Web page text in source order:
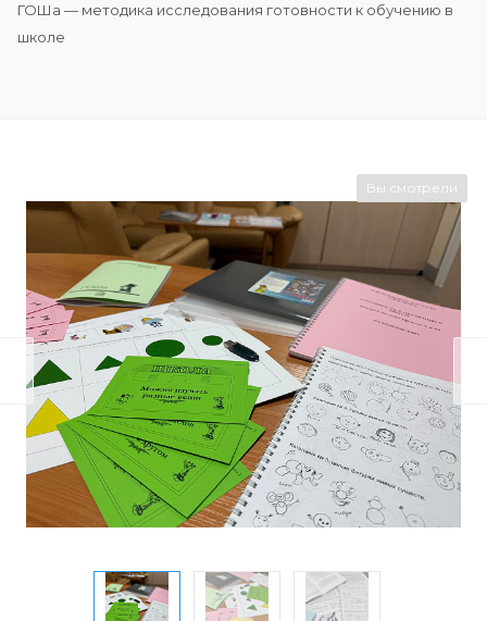
ГОШа — методика исследования готовности к обучению в
школе
Вы смотрели